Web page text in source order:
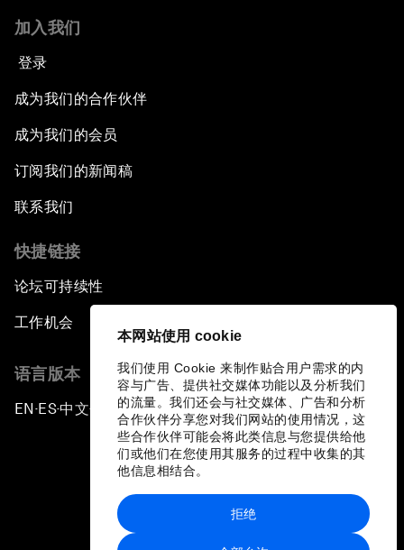
本网站使用 cookie
我们使用 Cookie 来制作贴合用户需求的内
容与广告、提供社交媒体功能以及分析我们
的流量。我们还会与社交媒体、广告和分析
合作伙伴分享您对我们网站的使用情况，这
些合作伙伴可能会将此类信息与您提供给他
们或他们在您使用其服务的过程中收集的其
他信息相结合。
拒绝
加入我们
登录
成为我们的合作伙伴
成为我们的会员
订阅我们的新闻稿
联系我们
快捷链接
论坛可持续性
工作机会
语言版本
EN ▪ES▪中文▪ 日本語